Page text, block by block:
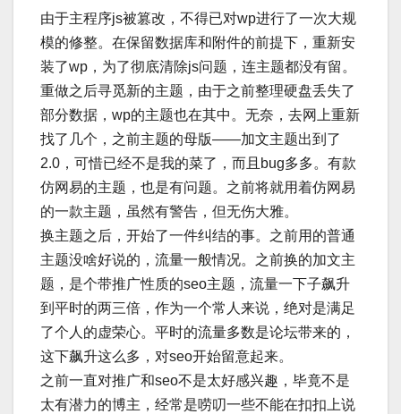
由于主程序js被篡改，不得已对wp进行了一次大规
模的修整。在保留数据库和附件的前提下，重新安
装了wp，为了彻底清除js问题，连主题都没有留。
重做之后寻觅新的主题，由于之前整理硬盘丢失了
部分数据，wp的主题也在其中。无奈，去网上重新
找了几个，之前主题的母版——加文主题出到了
2.0，可惜已经不是我的菜了，而且bug多多。有款
仿网易的主题，也是有问题。之前将就用着仿网易
的一款主题，虽然有警告，但无伤大雅。
换主题之后，开始了一件纠结的事。之前用的普通
主题没啥好说的，流量一般情况。之前换的加文主
题，是个带推广性质的seo主题，流量一下子飙升
到平时的两三倍，作为一个常人来说，绝对是满足
了个人的虚荣心。平时的流量多数是论坛带来的，
这下飙升这么多，对seo开始留意起来。
之前一直对推广和seo不是太好感兴趣，毕竟不是
太有潜力的博主，经常是唠叨一些不能在扣扣上说